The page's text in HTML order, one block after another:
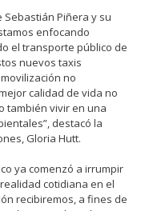
Piñera y su
enfocando
el transporte público de
nuevos taxis
no
calidad de vida no
también vivir en una
destacó la
Gloria Hutt.
ya comenzó a irrumpir
cotidiana en el
recibiremos, a fines de